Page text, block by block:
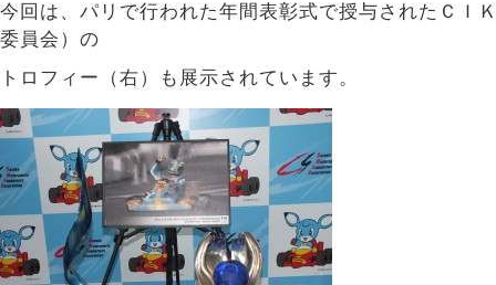
今回は、パリで行われた年間表彰式で授与されたＣＩ
委員会）の
トロフィー（右）も展示されています。